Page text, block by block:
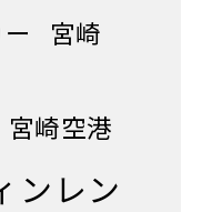
宮崎
宮崎空港
ンレン